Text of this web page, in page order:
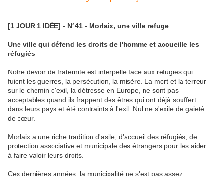
[1 JOUR 1 IDÉE] - N°41 - Morlaix, une ville refuge
Une ville qui défend les droits de l'homme et accueille les
réfugiés
Notre devoir de fraternité est interpellé face aux réfugiés qui
fuient les guerres, la persécution, la misère. La mort et la terreur
sur le chemin d'exil, la détresse en Europe, ne sont pas
acceptables quand ils frappent des êtres qui ont déjà souffert
dans leurs pays et été contraints à l'exil. Nul ne s'exile de gaieté
de cœur.
Morlaix a une riche tradition d'asile, d'accueil des réfugiés, de
protection associative et municipale des étrangers pour les aider
à faire valoir leurs droits.
Ces dernières années, la municipalité ne s'est pas assez